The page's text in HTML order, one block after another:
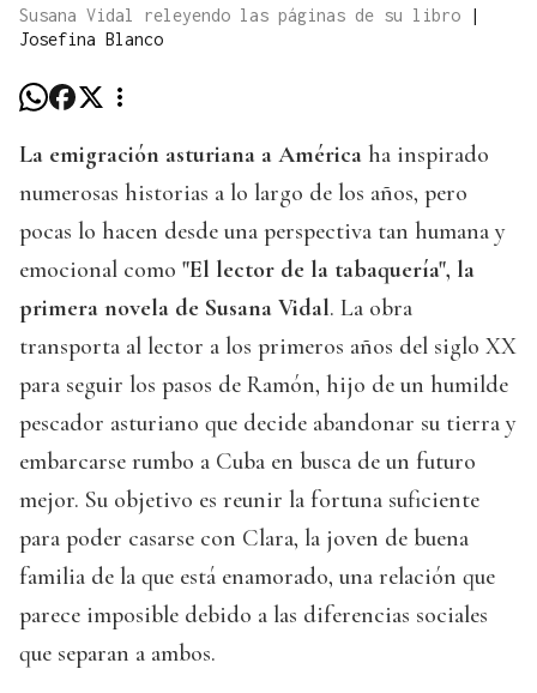
Susana Vidal releyendo las páginas de su libro
|
Josefina Blanco
La emigración asturiana a América ha inspirado
numerosas historias a lo largo de los años, pero
pocas lo hacen desde una perspectiva tan humana y
emocional como "El lector de la tabaquería", la
primera novela de Susana Vidal. La obra
transporta al lector a los primeros años del siglo XX
para seguir los pasos de Ramón, hijo de un humilde
pescador asturiano que decide abandonar su tierra y
embarcarse rumbo a Cuba en busca de un futuro
mejor. Su objetivo es reunir la fortuna suficiente
para poder casarse con Clara, la joven de buena
familia de la que está enamorado, una relación que
parece imposible debido a las diferencias sociales
que separan a ambos.